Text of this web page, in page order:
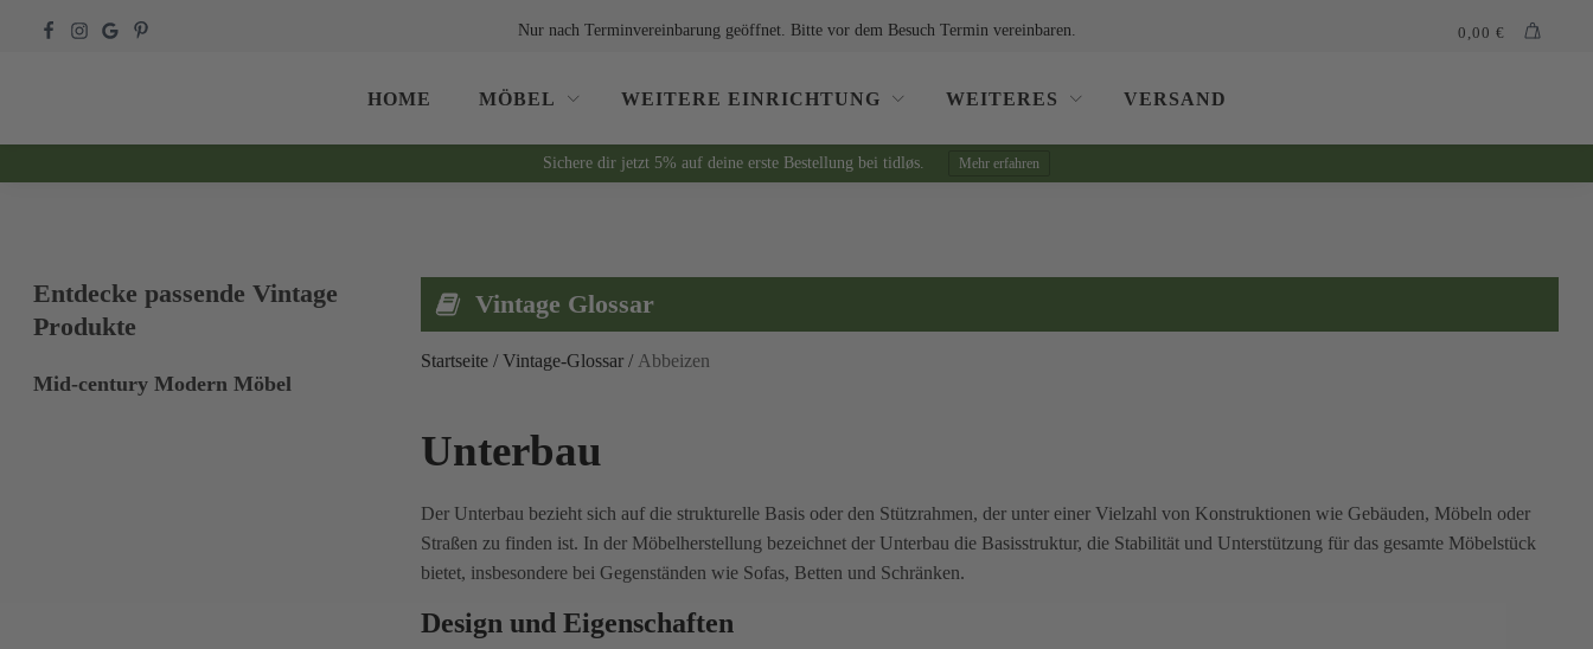
Nur nach Terminvereinbarung geöffnet. Bitte vor dem Besuch Termin vereinbaren. 0,00 €
HOME MÖBEL WEITERE EINRICHTUNG WEITERES VERSAND
Sichere dir jetzt 5% auf deine erste Bestellung bei tidløs. Mehr erfahren
Entdecke passende Vintage
Produkte
Mid-century Modern Möbel
Vintage Glossar
Startseite /Vintage-Glossar / Abbeizen
Unterbau
Der Unterbau bezieht sich auf die strukturelle Basis oder den Stützrahmen, der unter einer Vielzahl von Konstruktionen wie Gebäuden, Möbeln oder
Straßen zu finden ist. In der Möbelherstellung bezeichnet der Unterbau die Basisstruktur, die Stabilität und Unterstützung für das gesamte Möbelstück
bietet, insbesondere bei Gegenständen wie Sofas, Betten und Schränken.
Design und Eigenschaften